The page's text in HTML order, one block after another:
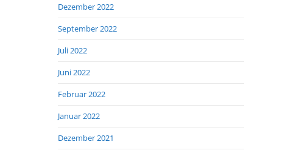
Dezember 2022
September 2022
Juli 2022
Juni 2022
Februar 2022
Januar 2022
Dezember 2021